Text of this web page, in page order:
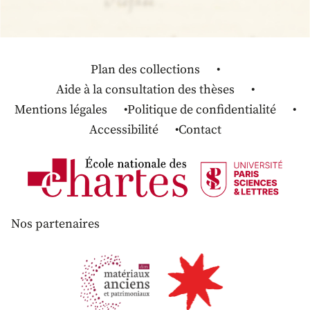
Plan des collections
Aide à la consultation des thèses
Mentions légales
Politique de confidentialité
Accessibilité
Contact
Nos partenaires